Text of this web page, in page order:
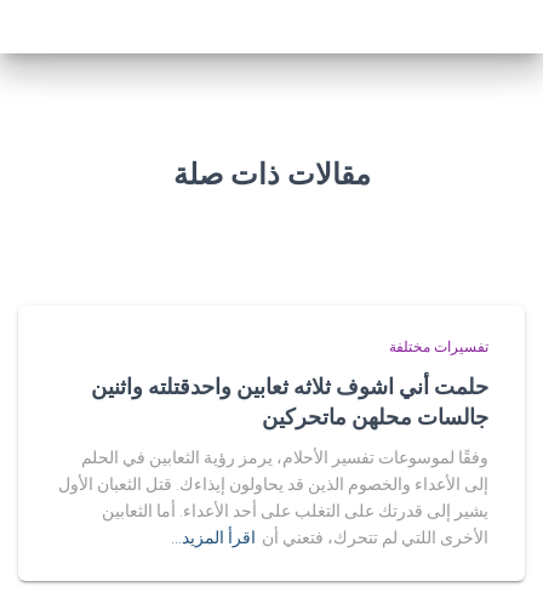
مقالات ذات صلة
تفسيرات مختلفة
حلمت أني اشوف ثلاثه ثعابين واحدقتلته واثنين
جالسات محلهن ماتحركين
وفقًا لموسوعات تفسير الأحلام، يرمز رؤية الثعابين في الحلم
إلى الأعداء والخصوم الذين قد يحاولون إيذاءك. قتل الثعبان الأول
يشير إلى قدرتك على التغلب على أحد الأعداء. أما الثعابين
الأخرى اللتي لم تتحرك، فتعني أن اقرأ المزيد…